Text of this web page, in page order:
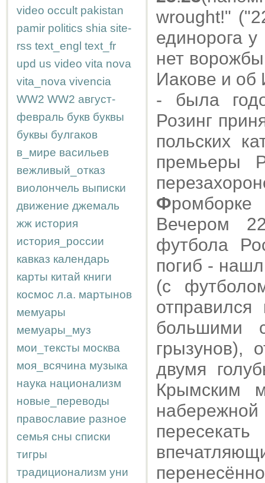
video occult pakistan
pamir politics shia site-
rss text_engl text_fr
upd us video vita nova
vita_nova vivencia
WW2 WW2 август-
февраль букв буквы
буквы булгаков
в_мире васильев
вежливый_отказ
виолончель выписки
движение джемаль
жж история
история_россии
кавказ календарь
карты китай книги
космос л.а. мартынов
мемуары
мемуары_муз
мои_тексты москва
моя_всячина музыка
наука национализм
новые_переводы
православие разное
семья сны списки
тигры
традиционализм уни
wrought!"
единорога
нет
Иакове и об
- была
Розинг
польских
премьеры
Ф
Вечером
футбола
погиб -
(с
большими
грызунов),
двумя
Крымским